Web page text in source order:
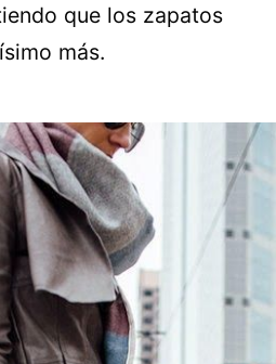
que los zapatos
más.